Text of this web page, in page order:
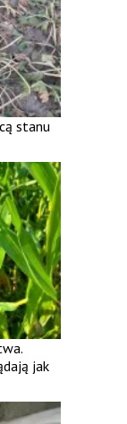
stanu
jak